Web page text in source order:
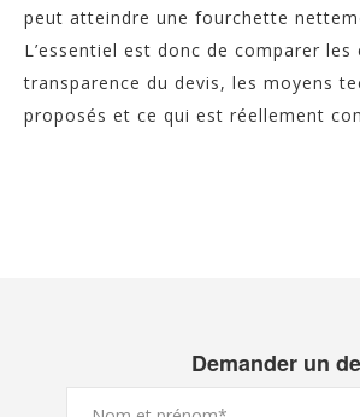
peut atteindre une fourchette
L’essentiel est donc de comparer
transparence du devis, les moyens
proposés et ce qui est réellement
Demander un